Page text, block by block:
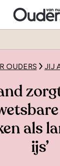
OUDERS JIJ
als
ijs’